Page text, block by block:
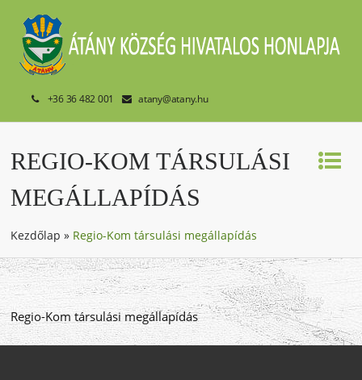
+36 36 482 001 atany@atany.hu
REGIO-KOM TÁRSULÁSI
MEGÁLLAPÍDÁS
Kezdőlap » Regio-Kom társulási megállapídás
Regio-Kom társulási megállapídás